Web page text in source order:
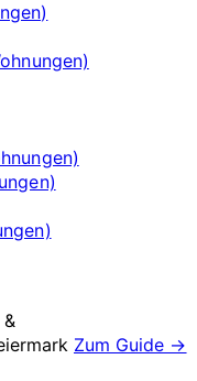
Zum Guide →